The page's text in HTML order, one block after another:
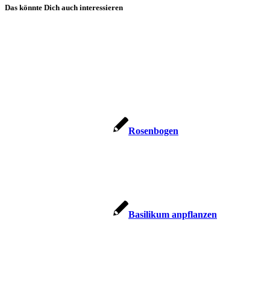
Das könnte Dich auch interessieren
Rosenbogen
Basilikum anpflanzen